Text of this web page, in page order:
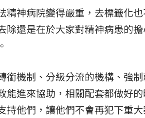
神病院變得嚴重，去標籤化
還是在於大家對精神病患的
銜機制、分級分流的機構、強
進來協助，相關配套都做好
他們，讓他們不會再犯下重